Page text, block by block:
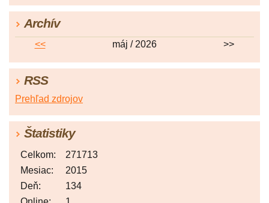
Archív
<< máj / 2026 >>
RSS
Prehľad zdrojov
Štatistiky
Celkom:
271713
Mesiac:
2015
Deň:
134